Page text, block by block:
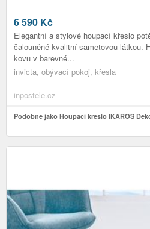
6 590 Kč
Elegantní a stylové houpací křeslo
čalouněné kvalitní sametovou látkou.
kovu v barevné...
invicta, obývací pokoj, křesla
inpostele.cz
Podobně jako Houpací křeslo IKAROS